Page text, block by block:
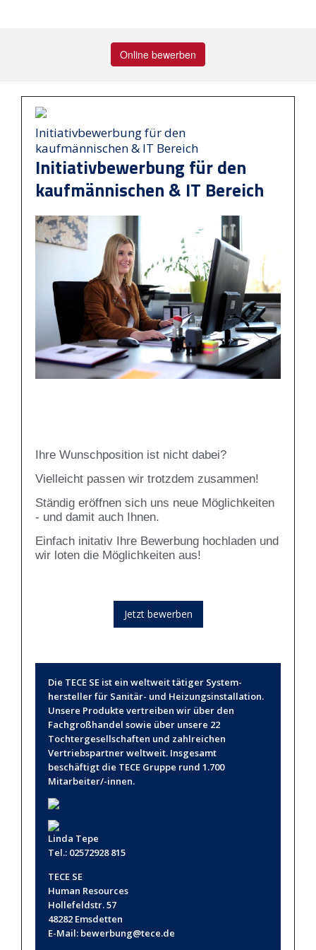
Online bewerben
Initiativbewerbung für den
kaufmännischen & IT Bereich
Initiativbewerbung für den
kaufmännischen & IT Bereich
Ihre Wunschposition ist nicht dabei?
Vielleicht passen wir trotzdem zusammen!
Ständig eröffnen sich uns neue Möglichkeiten
- und damit auch Ihnen.
Einfach initativ Ihre Bewerbung hochladen und
wir loten die Möglichkeiten aus!
Jetzt bewerben
Die TECE SE ist ein weltweit tätiger System­
hersteller für Sanitär- und Heizungsinstallation.
Un­sere Produkte vertreiben wir über den
Fachgroß­handel sowie über unsere 22
Tochtergesellschaften und zahlreichen
Vertrieb­spartner weltweit. Ins­gesamt
beschäftigt die TECE Gruppe rund 1.700
Mitarbeiter/-innen.
Linda Tepe
Tel.: 02572928 815
TECE SE
Human Resources
Hollefeldstr. 57
48282 Emsdetten
E-Mail: bewerbung@tece.de